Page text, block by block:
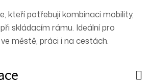
kteří potřebujíkombinaci mobility,
skládacím rámu. Ideální pro
městě, práci i na cestách.